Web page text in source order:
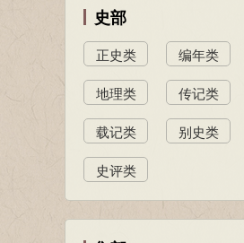
史部
正史类 编年类
地理类 传记类
载记类 别史类
史评类